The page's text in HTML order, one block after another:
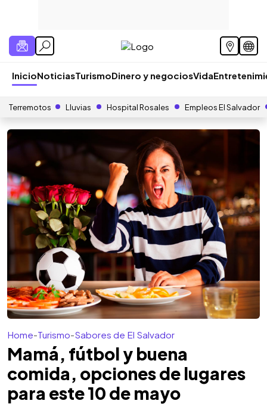
InicioNoticiasTurismoDinero y negociosVida
Terremotos Lluvias Hospital Rosales Empleos El Salvador
Home-Turismo-Sabores de El Salvador
Mamá, fútbol y buena
comida, opciones de lugares
para este 10 de mayo